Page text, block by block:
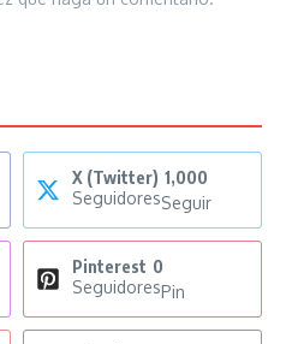
X (Twitter) 1,000
SeguidoresSeguir
Pinterest 0
SeguidoresPin